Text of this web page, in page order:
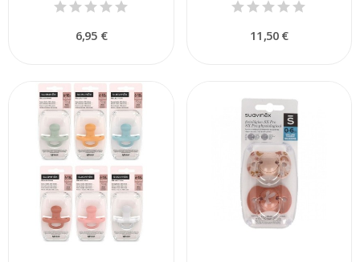
6,95 € 11,50 €